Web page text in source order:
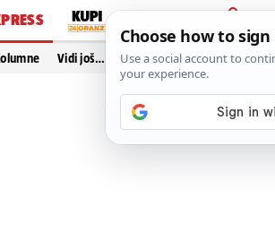
PRIJAVA
Vidi još…